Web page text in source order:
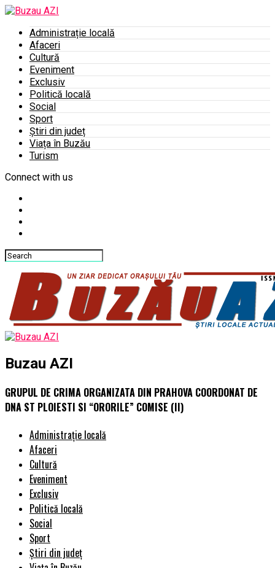
Administrație locală
Afaceri
Cultură
Eveniment
Exclusiv
Politică locală
Social
Sport
Știri din județ
Viața în Buzău
Turism
Connect with us
Buzau AZI
GRUPUL DE CRIMA ORGANIZATA DIN PRAHOVA COORDONAT DE
DNA ST PLOIESTI SI “ORORILE” COMISE (II)
Administrație locală
Afaceri
Cultură
Eveniment
Exclusiv
Politică locală
Social
Sport
Știri din județ